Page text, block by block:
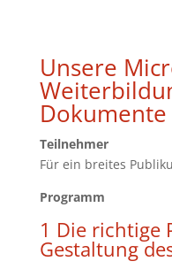
Unsere
Dokumente
Teilnehmer
Für ein breites
Programm
1 Die richtige
Gestaltung